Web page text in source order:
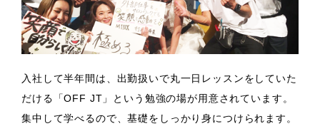
入社して半年間は、出勤扱いで丸一日レッスンをしていた
だける「OFF JT」という勉強の場が用意されています。
集中して学べるので、基礎をしっかり身につけられます。